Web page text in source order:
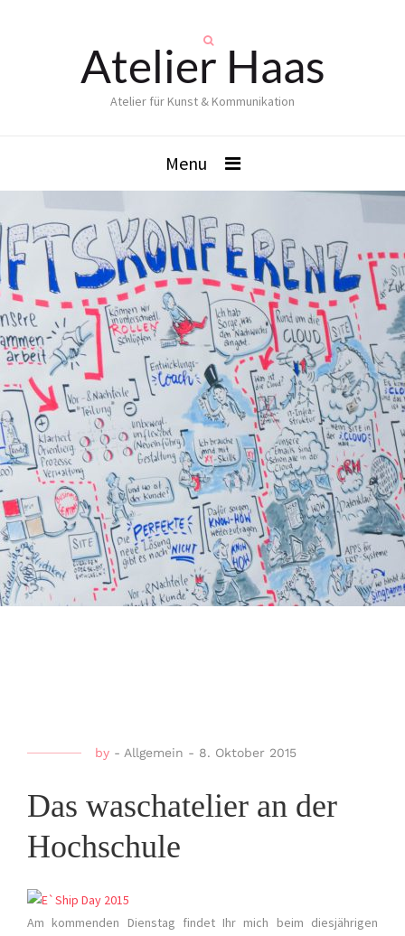
Atelier Haas
Atelier für Kunst & Kommunikation
Menu
by - Allgemein - 8. Oktober 2015
Das waschatelier an der
Hochschule
Am kommenden Dienstag findet Ihr mich beim diesjährigen